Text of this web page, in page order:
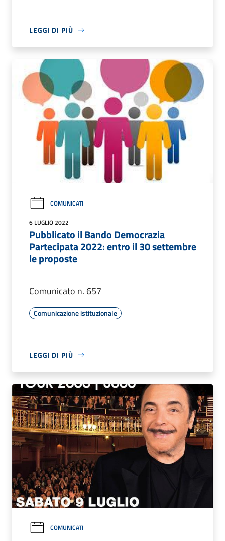
LEGGI DI PIÙ
COMUNICATI
6 LUGLIO 2022
Pubblicato il Bando Democrazia
Partecipata 2022: entro il 30 settembre
le proposte
Comunicato n. 657
Comunicazione istituzionale
LEGGI DI PIÙ
COMUNICATI